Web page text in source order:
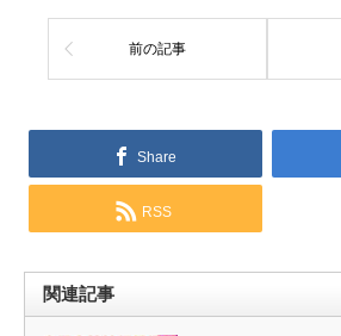
前の記事
Share
RSS
関連記事